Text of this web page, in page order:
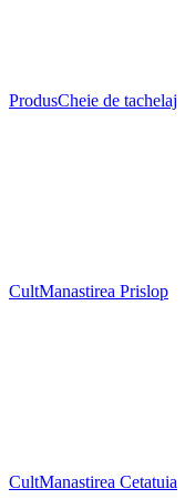
ProdusCheie de tachelaj
CultManastirea Prislop
CultManastirea Cetatuia